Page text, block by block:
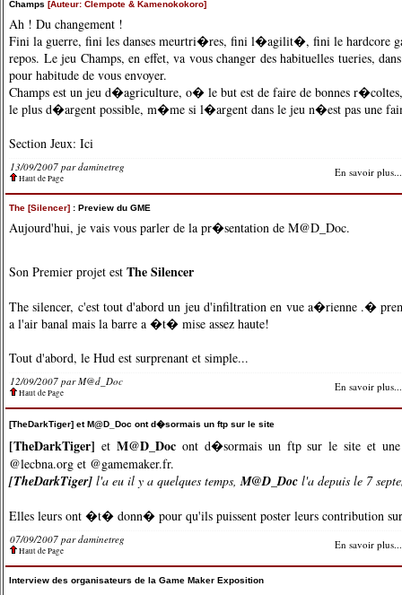
Champs [Auteur: Clempote & Kamenokokoro]
Ah ! Du changement !
Fini la guerre, fini les danses meurtri�res, fini l�agilit�, fini le hardcore
repos. Le jeu Champs, en effet, va vous changer des habituelles tueries,
pour habitude de vous envoyer.
Champs est un jeu d�agriculture, o� le but est de faire de bonnes
le plus d�argent possible, m�me si l�argent dans le jeu n�est pas une
Section Jeux: Ici
13/09/2007 pardaminetreg
Haut de Page En savoir plus...
The [Silencer] : Preview du GME
Aujourd'hui, je vais vous parler de la pr�sentation de M@D_Doc.
Son Premier projet est The Silencer
The silencer, c'est tout d'abord un jeu d'infiltration en vue a�rienne .�
a l'air banal mais la barre a �t� mise assez haute!
Tout d'abord, le Hud est surprenant et simple...
12/09/2007 parM@d_Doc
Haut de Page En savoir plus...
[TheDarkTiger] et M@D_Doc ont d�sormais un ftp sur le site
[TheDarkTiger] et M@D_Docont d�sormais un ftp sur le site et une
@lecbna.org et @gamemaker.fr.
[TheDarkTiger] l'a eu il y a quelques temps,M@D_Doc l'a depuis le 7
Elles leurs ont �t� donn� pour qu'ils puissent poster leurs contribution
07/09/2007 pardaminetreg
Haut de Page En savoir plus...
Interview des organisateurs de la Game Maker Exposition